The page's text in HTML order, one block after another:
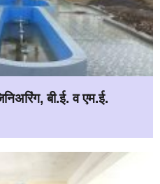
बी.ई. व एम.ई.